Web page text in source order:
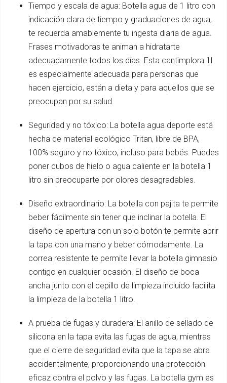
Tiempo y escala de agua: Botella agua de 1 litro con
indicación clara de tiempo y graduaciones de agua,
te recuerda amablemente tu ingesta diaria de agua.
Frases motivadoras te animan a hidratarte
adecuadamente todos los días. Esta cantimplora 1l
es especialmente adecuada para personas que
hacen ejercicio, están a dieta y para aquellos que se
preocupan por su salud.
Seguridad y no tóxico: La botella agua deporte está
hecha de material ecológico Tritan, libre de BPA,
100% seguro y no tóxico, incluso para bebés. Puedes
poner cubos de hielo o agua caliente en la botella 1
litro sin preocuparte por olores desagradables.
Diseño extraordinario: La botella con pajita te permite
beber fácilmente sin tener que inclinar la botella. El
diseño de apertura con un solo botón te permite abrir
la tapa con una mano y beber cómodamente. La
correa resistente te permite llevar la botella gimnasio
contigo en cualquier ocasión. El diseño de boca
ancha junto con el cepillo de limpieza incluido facilita
la limpieza de la botella 1 litro.
A prueba de fugas y duradera: El anillo de sellado de
silicona en la tapa evita las fugas de agua, mientras
que el cierre de seguridad evita que la tapa se abra
accidentalmente, proporcionando una protección
eficaz contra el polvo y las fugas. La botella gym es